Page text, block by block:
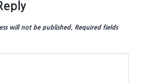
will not be published. Required fields